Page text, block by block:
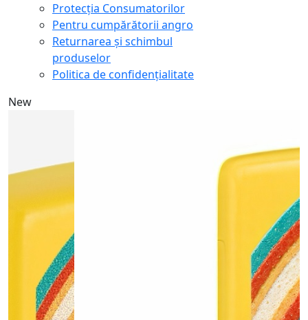
Protecţia Consumatorilor
Pentru cumpărătorii angro
Returnarea și schimbul
produselor
Politica de confidențialitate
New